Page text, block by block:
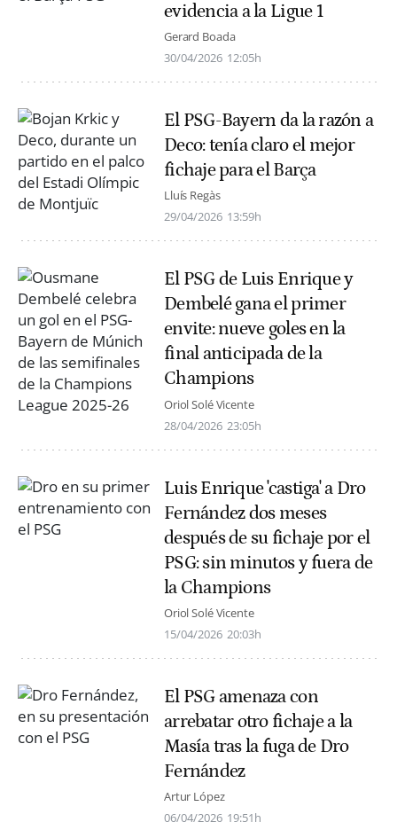
evidencia a la Ligue 1
Gerard Boada
30/04/2026 12:05h
El PSG-Bayern da la razón a
Deco: tenía claro el mejor
fichaje para el Barça
Lluís Regàs
29/04/2026 13:59h
El PSG de Luis Enrique y
Dembelé gana el primer
envite: nueve goles en la
final anticipada de la
Champions
Oriol Solé Vicente
28/04/2026 23:05h
Luis Enrique 'castiga' a Dro
Fernández dos meses
después de su fichaje por el
PSG: sin minutos y fuera de
la Champions
Oriol Solé Vicente
15/04/2026 20:03h
El PSG amenaza con
arrebatar otro fichaje a la
Masía tras la fuga de Dro
Fernández
Artur López
06/04/2026 19:51h